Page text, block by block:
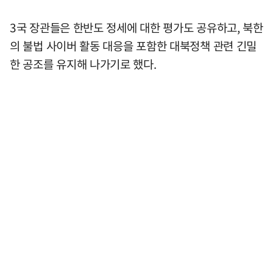
3국 장관들은 한반도 정세에 대한 평가도 공유하고, 북한
의 불법 사이버 활동 대응을 포함한 대북정책 관련 긴밀
한 공조를 유지해 나가기로 했다.